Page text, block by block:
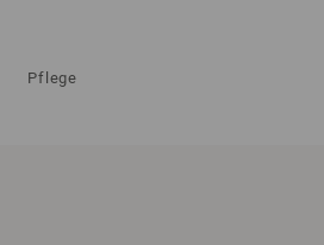
Pflege